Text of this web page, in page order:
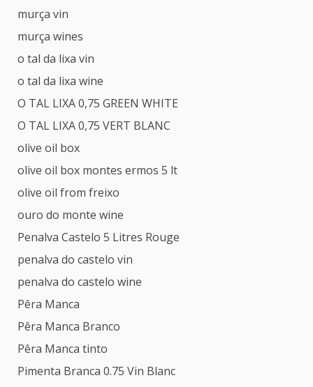
murça vin
murça wines
o tal da lixa vin
o tal da lixa wine
O TAL LIXA 0,75 GREEN WHITE
O TAL LIXA 0,75 VERT BLANC
olive oil box
olive oil box montes ermos 5 lt
olive oil from freixo
ouro do monte wine
Penalva Castelo 5 Litres Rouge
penalva do castelo vin
penalva do castelo wine
Pêra Manca
Pêra Manca Branco
Pêra Manca tinto
Pimenta Branca 0.75 Vin Blanc